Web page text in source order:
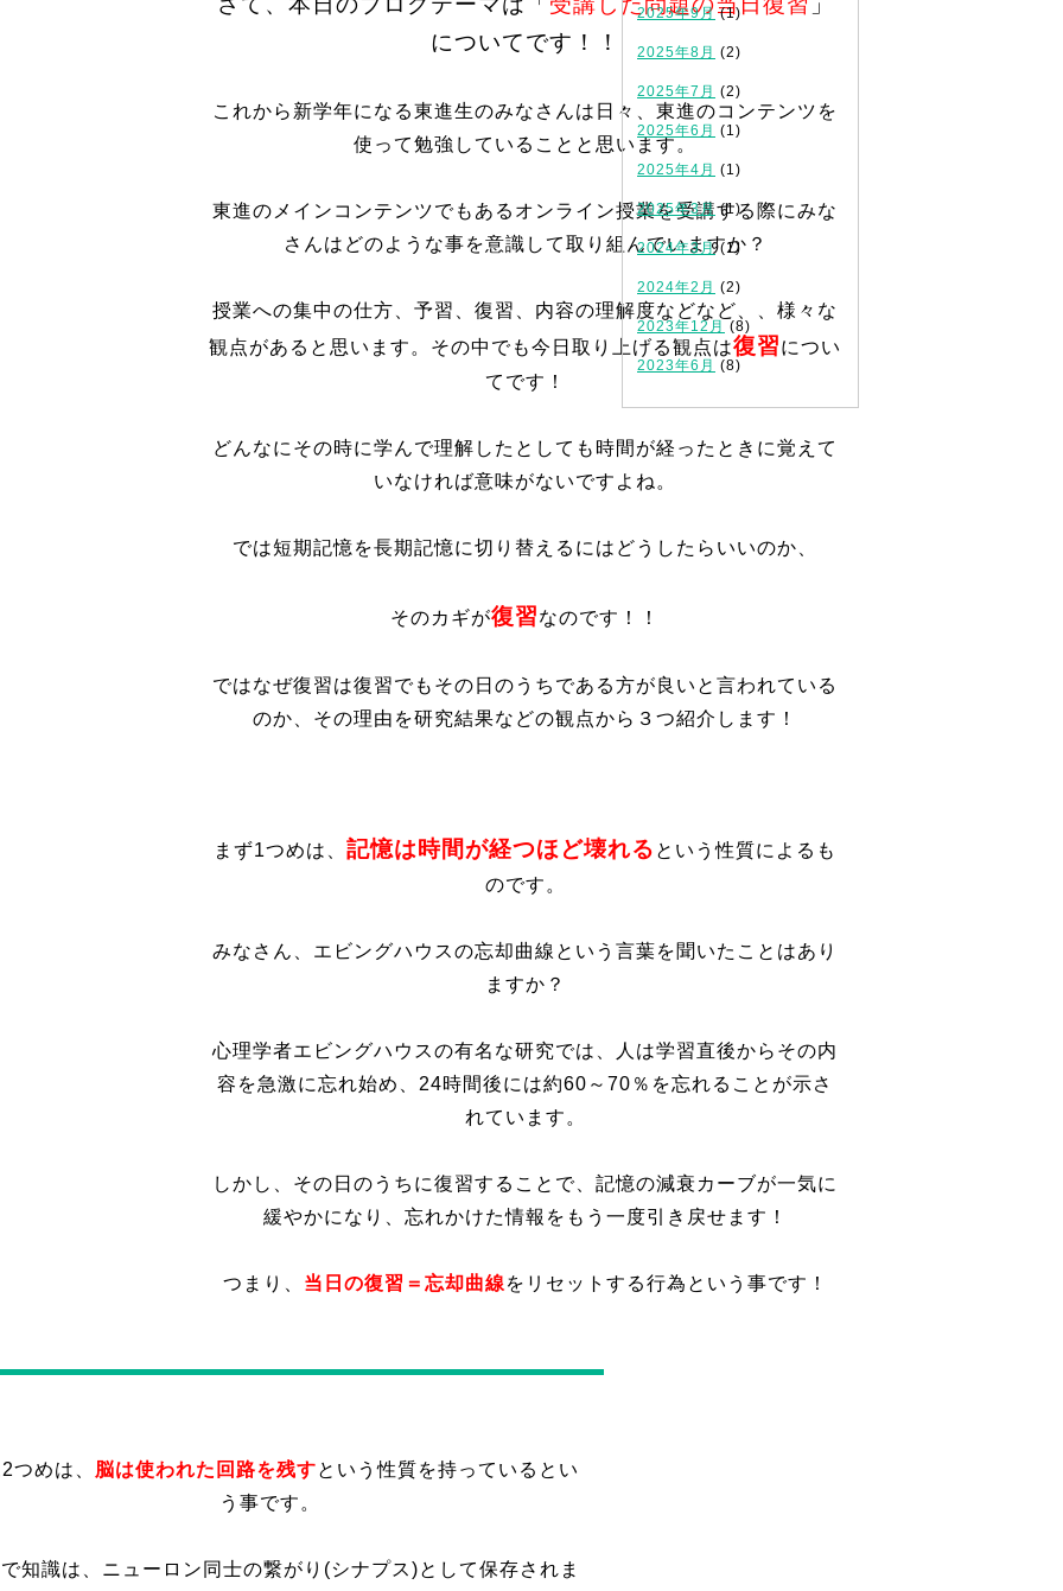
についてです！！
これから新学年になる東進生のみなさんは日々、東進のコンテンツを
使って勉強していることと思います。
東進のメインコンテンツでもあるオンライン授業を受講する際にみな
さんはどのような事を意識して取り組んでいますか？
授業への集中の仕方、予習、復習、内容の理解度などなど、、様々な
観点があると思います。その中でも今日取り上げる観点は復習につい
てです！
どんなにその時に学んで理解したとしても時間が経ったときに覚えて
いなければ意味がないですよね。
では短期記憶を長期記憶に切り替えるにはどうしたらいいのか、
そのカギが復習なのです！！
ではなぜ復習は復習でもその日のうちである方が良いと言われている
のか、その理由を研究結果などの観点から３つ紹介します！
まず1つめは、 記憶は時間が経つほど壊れる という性質によるも
のです。
みなさん、エビングハウスの忘却曲線という言葉を聞いたことはあり
ますか？
心理学者エビングハウスの有名な研究では、人は学習直後からその内
容を急激に忘れ始め、24時間後には約60～70％を忘れることが示さ
れています。
しかし、その日のうちに復習することで、記憶の減衰カーブが一気に
緩やかになり、忘れかけた情報をもう一度引き戻せます！
つまり、 当日の復習＝忘却曲線をリセットする行為という事です！
つめは、 脳は使われた回路を残すという性質を持っているとい
う事です。
で知識は、ニューロン同士の繋がり(シナプス)として保存されま
2025年9月 (1)
2025年8月 (2)
2025年7月 (2)
2025年6月 (1)
2025年4月 (1)
2025年3月(1)
2024年3月(1)
2024年2月 (2)
2023年12月 (8)
2023年6月 (8)